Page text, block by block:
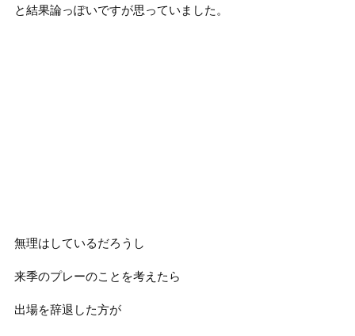
と結果論っぽいですが思っていました。
無理はしているだろうし
来季のプレーのことを考えたら
出場を辞退した方が